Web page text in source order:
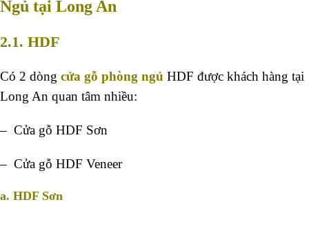
Ngủ tại Long An
2.1. HDF
Có 2 dòng cửa gỗ phòng ngủ HDF được khách hàng tại
Long An quan tâm nhiều:
– Cửa gỗ HDF Sơn
– Cửa gỗ HDF Veneer
a. HDF Sơn